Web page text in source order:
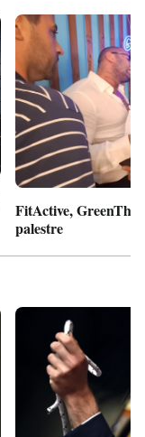
FitActive,
palestre